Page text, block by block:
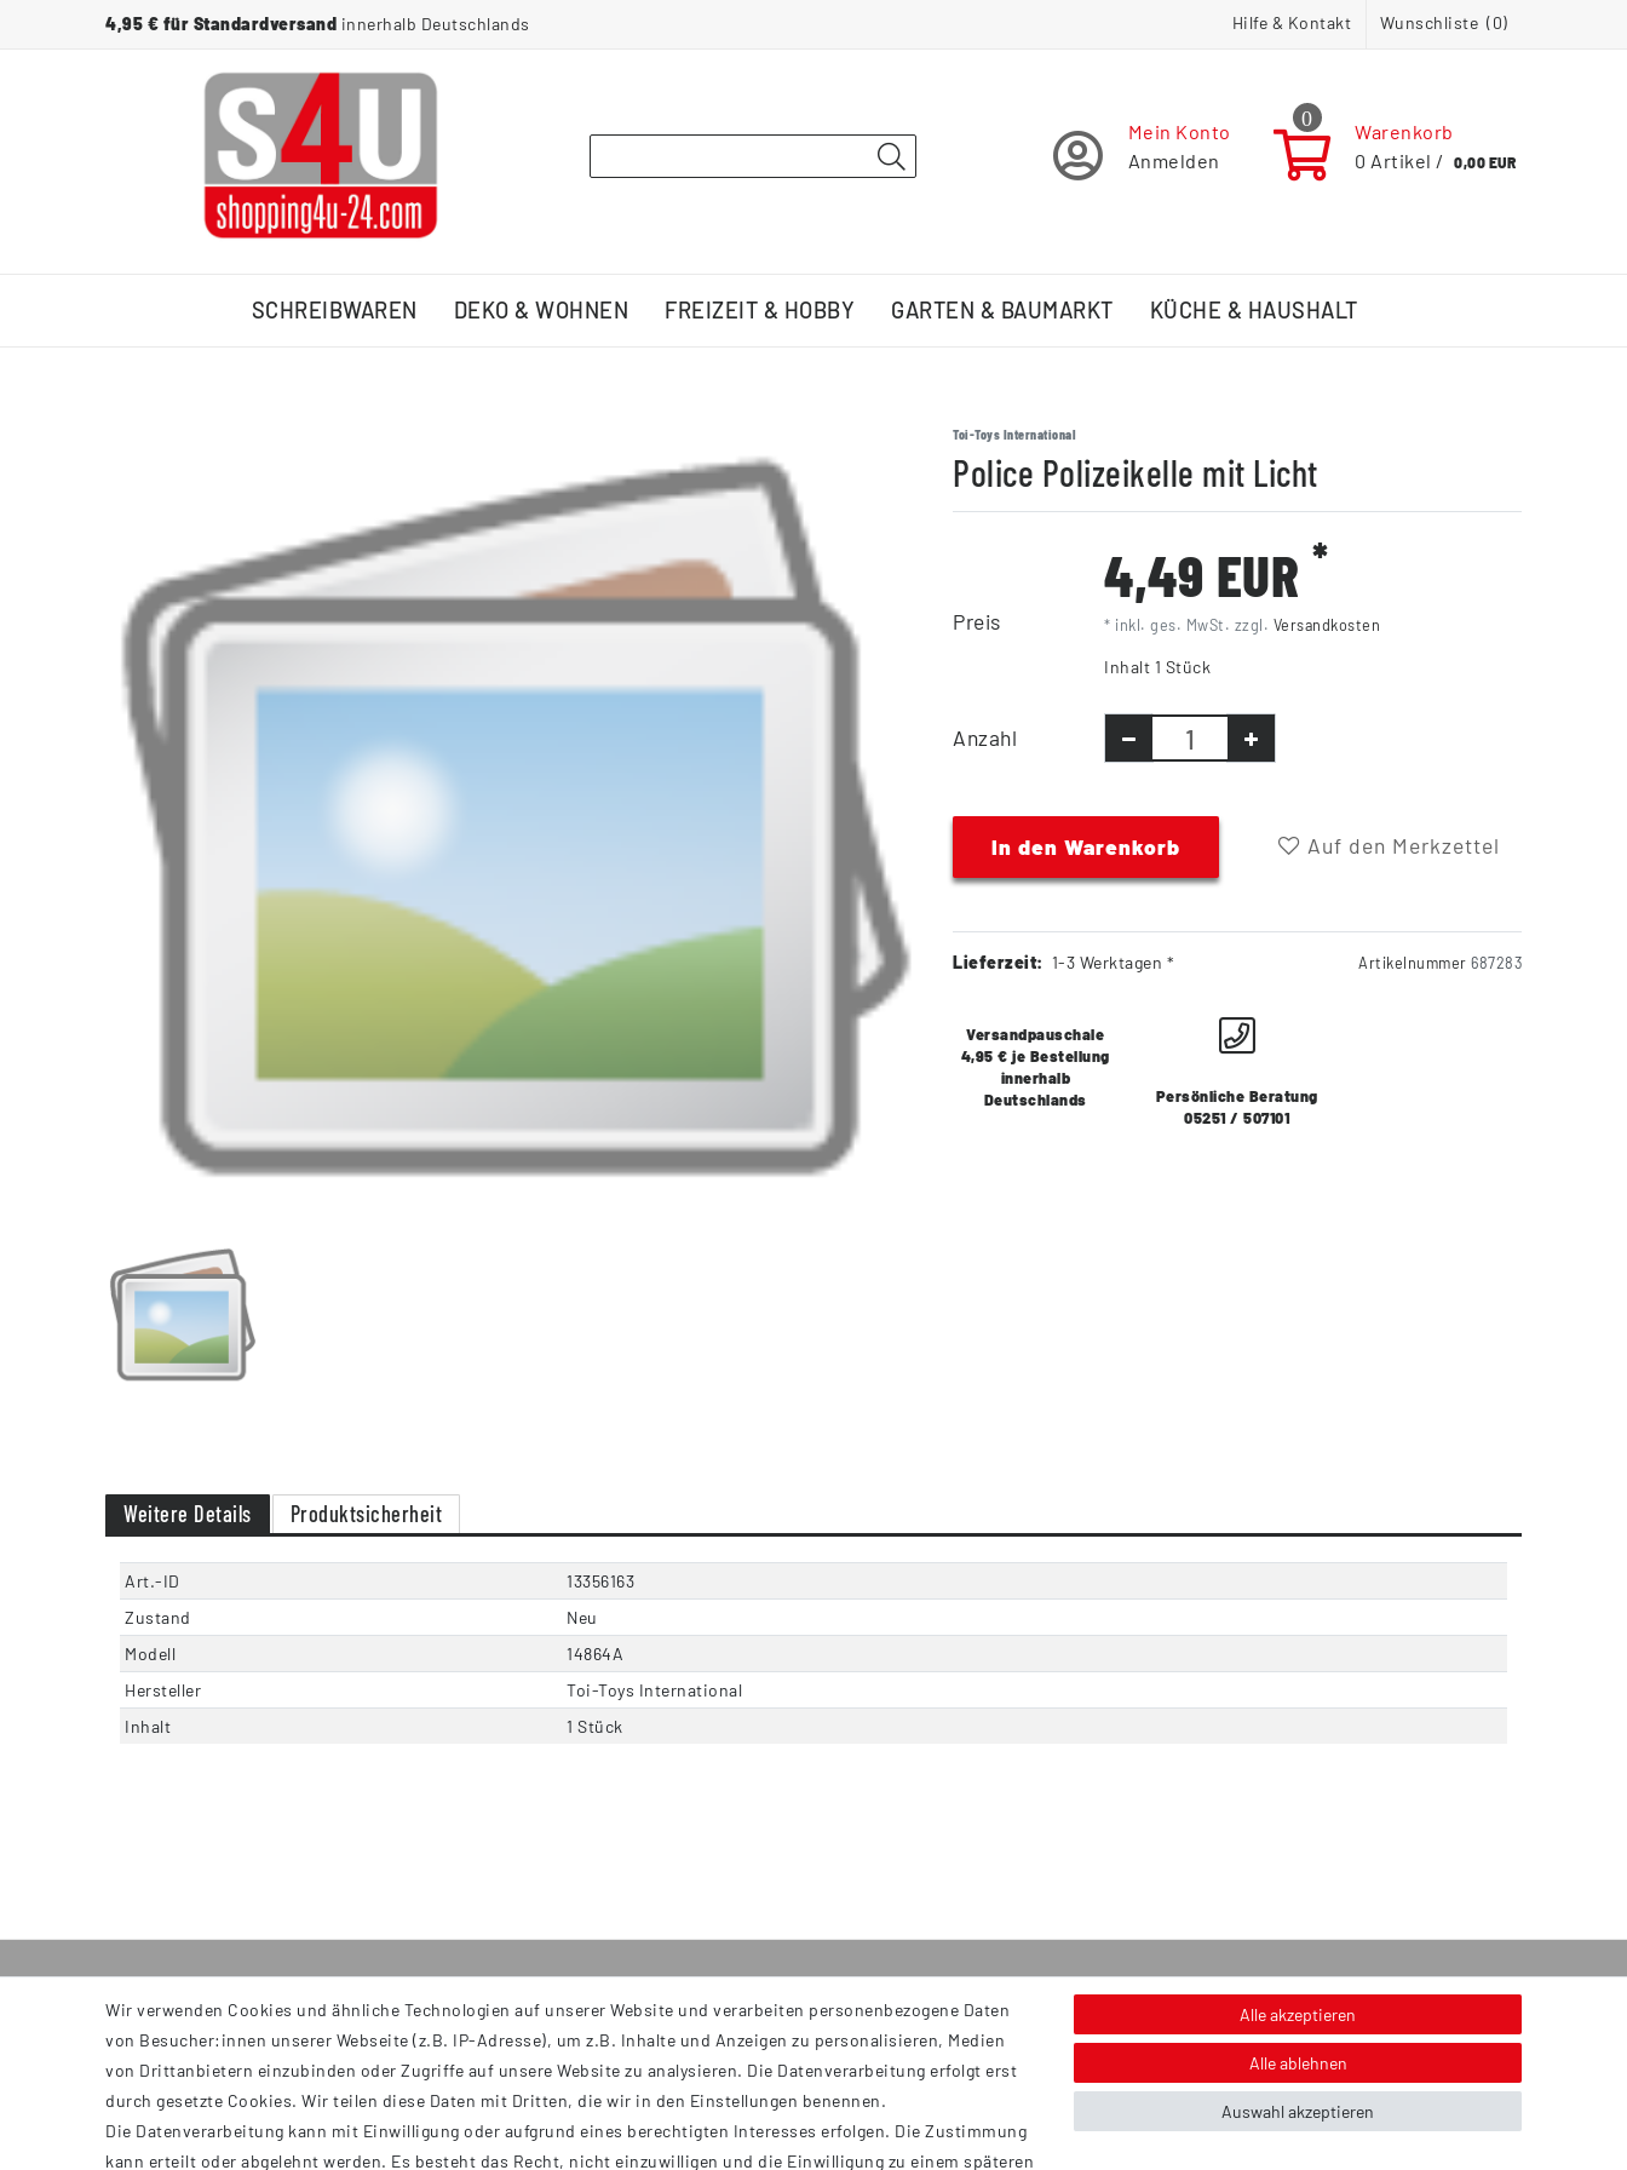
4,95 € für Standardversand innerhalb Deutschlands Hilfe & Kontakt Wunschliste (0)
Mein Konto
Anmelden
0
Warenkorb
0 Artikel / 0,00 EUR
SCHREIBWAREN DEKO & WOHNEN FREIZEIT & HOBBY GARTEN & BAUMARKT KÜCHE & HAUSHALT
Toi-Toys International
Police Polizeikelle mit Licht
Preis
4,49 EUR *
* inkl. ges. MwSt. zzgl. Versandkosten
Inhalt 1 Stück
Anzahl
In den Warenkorb Auf den Merkzettel
Lieferzeit: 1-3 Werktagen * Artikelnummer 687283
Versandpauschale
4,95 € je Bestellung
innerhalb
Deutschlands
Persönliche Beratung
05251 / 507101
Weitere Details Produktsicherheit
Art.-ID
13356163
Zustand
Neu
Modell
14864A
Hersteller
Toi-Toys International
Inhalt
1 Stück
INFORMATIONEN
AGB
Impressum
Datenschutzerklärung
Widerrufsrecht
Service
Kontakt
Versand
Zahlung
Hinweis zur Entsorgung von Altbatterien & Altöl
Bildnachweis
Wir verwenden Cookies und ähnliche Technologien auf unserer Website und verarbeiten personenbezogene Daten
von Besucher:innen unserer Webseite (z.B. IP-Adresse), um z.B. Inhalte und Anzeigen zu personalisieren, Medien
von Drittanbietern einzubinden oder Zugriffe auf unsere Website zu analysieren. Die Datenverarbeitung erfolgt erst
durch gesetzte Cookies. Wir teilen diese Daten mit Dritten, die wir in den Einstellungen benennen.
Die Datenverarbeitung kann mit Einwilligung oder aufgrund eines berechtigten Interesses erfolgen. Die Zustimmung
kann erteilt oder abgelehnt werden. Es besteht das Recht, nicht einzuwilligen und die Einwilligung zu einem späteren
Alle akzeptieren
Alle ablehnen
Auswahl akzeptieren